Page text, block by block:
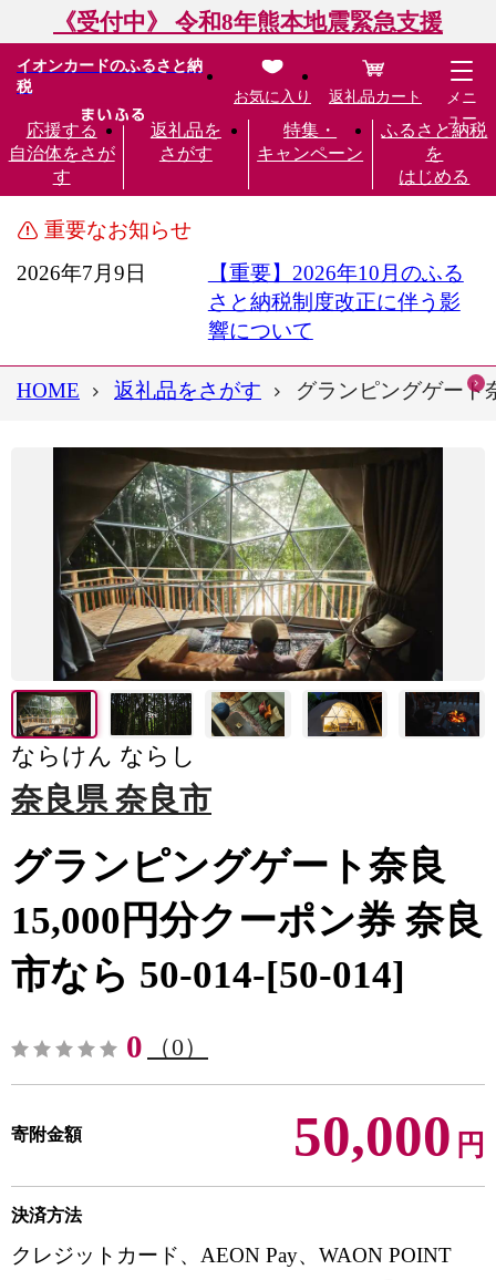
《受付中》 令和8年熊本地震緊急支援
イオンカードのふるさと納
税
応援する
自治体をさが
す
返礼品を
さがす
特集・
キャンペーン
ふるさと納税
を
はじめる
お気に入り 返礼品カート
メニ
ュー
重要なお知らせ
2026年7月9日
【重要】2026年10月のふる
さと納税制度改正に伴う影
響について
HOME 返礼品をさがす グランピングゲート
ならけん ならし
奈良県 奈良市
グランピングゲート奈良
15,000円分クーポン券 奈良
市なら 50-014-[50-014]
0 （0）
寄附金額 50,000 円
決済方法
クレジットカード、AEON Pay、WAON POINT